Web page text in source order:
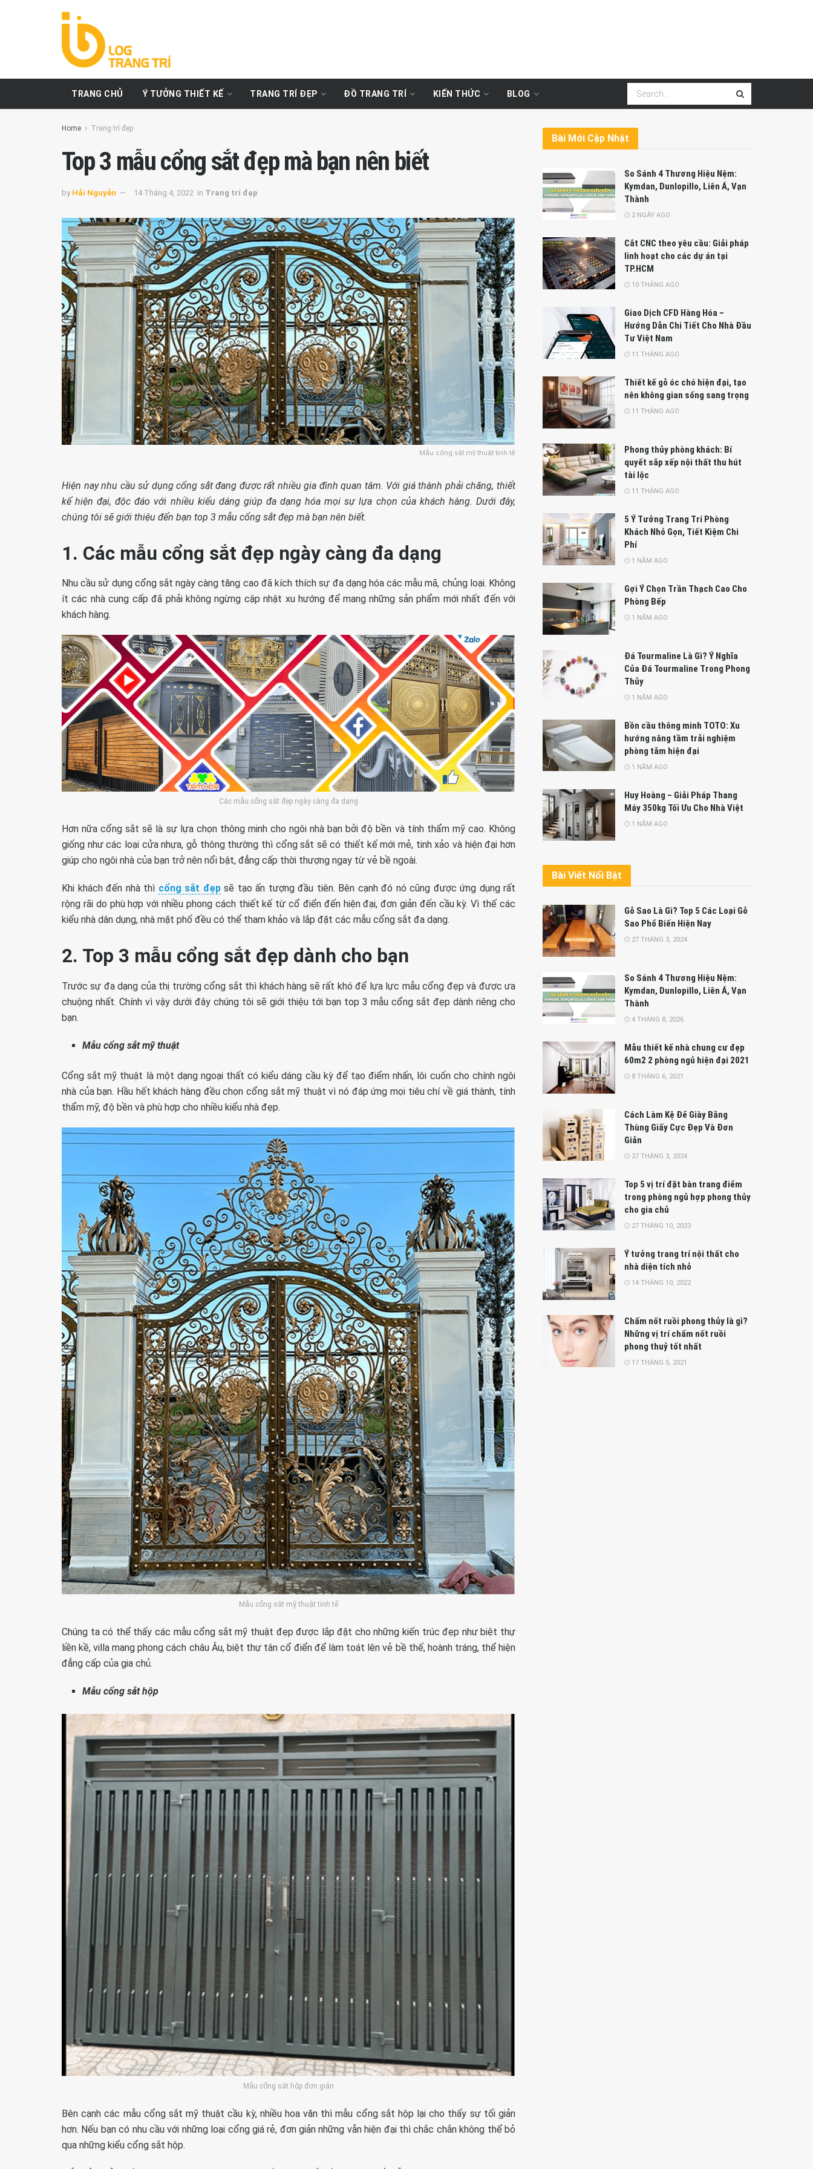
TRANG CHỦ Ý TƯỞNG THIẾT KẾ TRANG TRÍ ĐẸP ĐỒ TRANG TRÍ KIẾN THỨC BLOG
Home Trang trí đẹp
Top 3 mẫu cổng sắt đẹp mà bạn nên biết
by Hải Nguyễn 14 Tháng 4, 2022 in Trang trí đẹp
Mẫu cổng sắt mỹ thuật tinh tế
Hiện nay nhu cầu sử dụng cổng sắt đang được rất nhiều gia đình quan tâm. Với giá thành phải chăng, thiết
kế hiện đại, độc đáo với nhiều kiểu dáng giúp đa dạng hóa mọi sự lựa chọn của khách hàng. Dưới đây,
chúng tôi sẽ giới thiệu đến bạn top 3 mẫu cổng sắt đẹp mà bạn nên biết.
1. Các mẫu cổng sắt đẹp ngày càng đa dạng
Nhu cầu sử dụng cổng sắt ngày càng tăng cao đã kích thích sự đa dạng hóa các mẫu mã, chủng loại. Không
ít các nhà cung cấp đã phải không ngừng cập nhật xu hướng để mang những sản phẩm mới nhất đến với
khách hàng.
Các mẫu cổng sắt đẹp ngày càng đa dạng
Hơn nữa cổng sắt sẽ là sự lựa chọn thông minh cho ngôi nhà bạn bởi độ bền và tính thẩm mỹ cao. Không
giống như các loại cửa nhựa, gỗ thông thường thì cổng sắt sẽ có thiết kế mới mẻ, tinh xảo và hiện đại hơn
giúp cho ngôi nhà của bạn trở nên nổi bật, đẳng cấp thời thượng ngay từ vẻ bề ngoài.
Khi khách đến nhà thì cổng sắt đẹpsẽ tạo ấn tượng đầu tiên. Bên cạnh đó nó cũng được ứng dụng rất
rộng rãi do phù hợp với nhiều phong cách thiết kế từ cổ điển đến hiện đại, đơn giản đến cầu kỳ. Vì thế các
kiểu nhà dân dụng, nhà mặt phố đều có thể tham khảo và lắp đặt các mẫu cổng sắt đa dạng.
2. Top 3 mẫu cổng sắt đẹp dành cho bạn
Trước sự đa dạng của thị trường cổng sắt thì khách hàng sẽ rất khó để lựa lực mẫu cổng đẹp và được ưa
chuộng nhất. Chính vì vậy dưới đây chúng tôi sẽ giới thiệu tới bạn top 3 mẫu cổng sắt đẹp dành riêng cho
bạn.
Mẫu cổng sắt mỹ thuật
Cổng sắt mỹ thuật là một dạng ngoại thất có kiểu dáng cầu kỳ để tạo điểm nhấn, lôi cuốn cho chính ngôi
nhà của bạn. Hầu hết khách hàng đều chọn cổng sắt mỹ thuật vì nó đáp ứng mọi tiêu chí về giá thành, tính
thẩm mỹ, độ bền và phù hợp cho nhiều kiểu nhà đẹp.
Mẫu cổng sắt mỹ thuật tinh tế
Chúng ta có thể thấy các mẫu cổng sắt mỹ thuật đẹp được lắp đặt cho những kiến trúc đẹp như biệt thự
liền kề, villa mang phong cách châu Âu, biệt thự tân cổ điển để làm toát lên vẻ bề thế, hoành tráng, thể hiện
đẳng cấp của gia chủ.
Mẫu cổng sắt hộp
Mẫu cổng sắt hộp đơn giản
Bên cạnh các mẫu cổng sắt mỹ thuật cầu kỳ, nhiều hoa văn thì mẫu cổng sắt hộp lại cho thấy sự tối giản
hơn. Nếu bạn có nhu cầu với những loại cổng giá rẻ, đơn giản những vẫn hiện đại thì chắc chắn không thể bỏ
qua những kiểu cổng sắt hộp.
Bài Mới Cập Nhật
So Sánh 4 Thương Hiệu Nệm:
Kymdan, Dunlopillo, Liên Á, Vạn
Thành
2 NGÀY AGO
Cắt CNC theo yêu cầu: Giải pháp
linh hoạt cho các dự án tại
TP.HCM
10 THÁNG AGO
Giao Dịch CFD Hàng Hóa –
Hướng Dẫn Chi Tiết Cho Nhà Đầu
Tư Việt Nam
11 THÁNG AGO
Thiết kế gỗ óc chó hiện đại, tạo
nên không gian sống sang trọng
11 THÁNG AGO
Phong thủy phòng khách: Bí
quyết sắp xếp nội thất thu hút
tài lộc
11 THÁNG AGO
5 Ý Tưởng Trang Trí Phòng
Khách Nhỏ Gọn, Tiết Kiệm Chi
Phí
1 NĂM AGO
Gợi Ý Chọn Trần Thạch Cao Cho
Phòng Bếp
1 NĂM AGO
Đá Tourmaline Là Gì? Ý Nghĩa
Của Đá Tourmaline Trong Phong
Thủy
1 NĂM AGO
Bồn cầu thông minh TOTO: Xu
hướng nâng tầm trải nghiệm
phòng tắm hiện đại
1 NĂM AGO
Huy Hoàng – Giải Pháp Thang
Máy 350kg Tối Ưu Cho Nhà Việt
1 NĂM AGO
Bài Viết Nổi Bật
Gỗ Sao Là Gì? Top 5 Các Loại Gỗ
Sao Phổ Biến Hiện Nay
27 THÁNG 3, 2024
So Sánh 4 Thương Hiệu Nệm:
Kymdan, Dunlopillo, Liên Á, Vạn
Thành
4 THÁNG 8, 2026
Mẫu thiết kế nhà chung cư đẹp
60m2 2 phòng ngủ hiện đại 2021
8 THÁNG 6, 2021
Cách Làm Kệ Để Giày Bằng
Thùng Giấy Cực Đẹp Và Đơn
Giản
27 THÁNG 3, 2024
Top 5 vị trí đặt bàn trang điểm
trong phòng ngủ hợp phong thủy
cho gia chủ
27 THÁNG 10, 2023
Ý tưởng trang trí nội thất cho
nhà diện tích nhỏ
14 THÁNG 10, 2022
Chấm nốt ruồi phong thủy là gì?
Những vị trí chấm nốt ruồi
phong thuỷ tốt nhất
17 THÁNG 5, 2021